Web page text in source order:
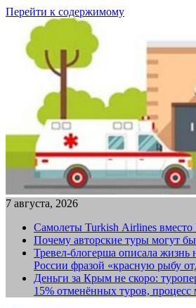
Перейти к содержимому
7 августа, 2026
Самолеты Turkish Airlines
Почему авторские туры могут
Тревел-блогерша описала жизнь
России фразой «красную рыбу
Деньги за Крым не скоро:
15% отменённых туров, процесс